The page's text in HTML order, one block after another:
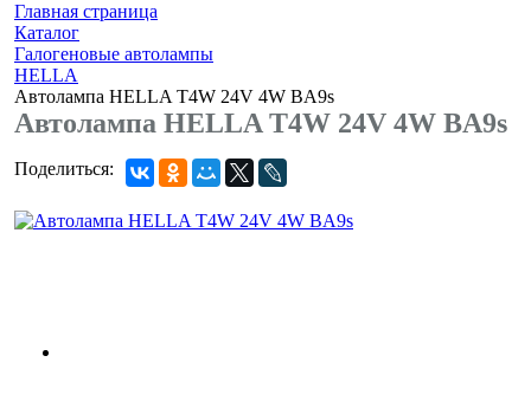
Главная страница
Каталог
Галогеновые автолампы
HELLA
Автолампа HELLA T4W 24V 4W BA9s
Автолампа HELLA T4W 24V 4W BA9s
Поделиться: